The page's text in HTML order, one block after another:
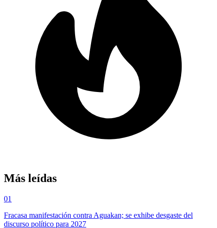
Más leídas
01
Fracasa manifestación contra Aguakan; se exhibe desgaste del
discurso político para 2027